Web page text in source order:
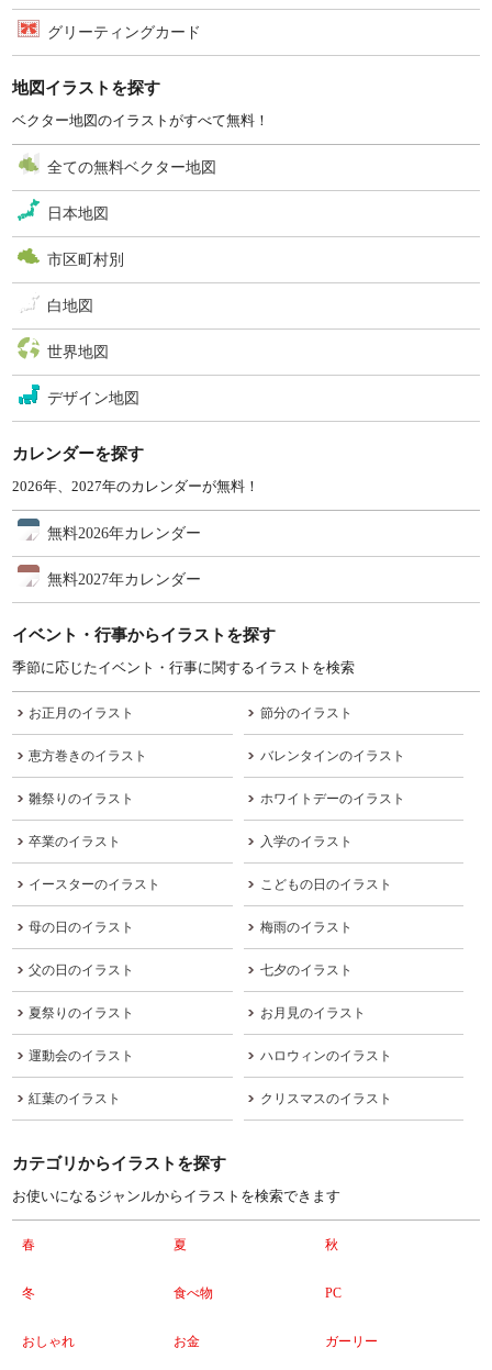
グリーティングカード
地図イラストを探す
ベクター地図のイラストがすべて無料！
全ての無料ベクター地図
日本地図
市区町村別
白地図
世界地図
デザイン地図
カレンダーを探す
2026年、2027年のカレンダーが無料！
無料2026年カレンダー
無料2027年カレンダー
イベント・行事からイラストを探す
季節に応じたイベント・行事に関するイラストを検索
お正月のイラスト 節分のイラスト
恵方巻きのイラスト バレンタインのイラスト
雛祭りのイラスト ホワイトデーのイラスト
卒業のイラスト 入学のイラスト
イースターのイラスト こどもの日のイラスト
母の日のイラスト 梅雨のイラスト
父の日のイラスト 七夕のイラスト
夏祭りのイラスト お月見のイラスト
運動会のイラスト ハロウィンのイラスト
紅葉のイラスト クリスマスのイラスト
カテゴリからイラストを探す
お使いになるジャンルからイラストを検索できます
春 夏 秋
冬 食べ物 PC
おしゃれ お金 ガーリー